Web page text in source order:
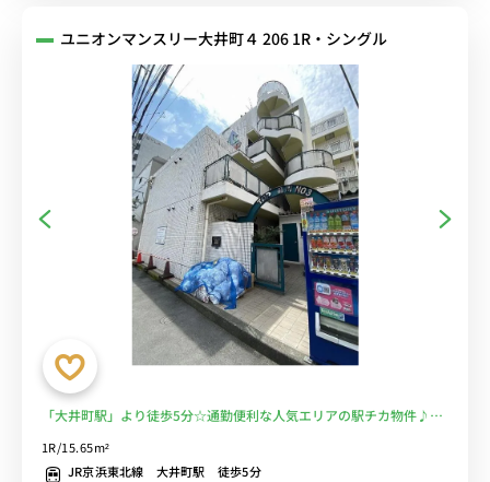
ユニオンマンスリー大井町４ 206 1R・シングル
「大井町駅」より徒歩5分☆通勤便利な人気エリアの駅チカ物件♪室
1R/15.65m²
JR京浜東北線 大井町駅 徒歩5分